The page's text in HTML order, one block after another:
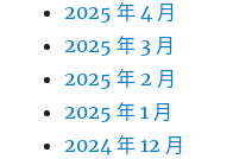
2025 年 4 月
2025 年 3 月
2025 年 2 月
2025 年 1 月
2024 年 12 月